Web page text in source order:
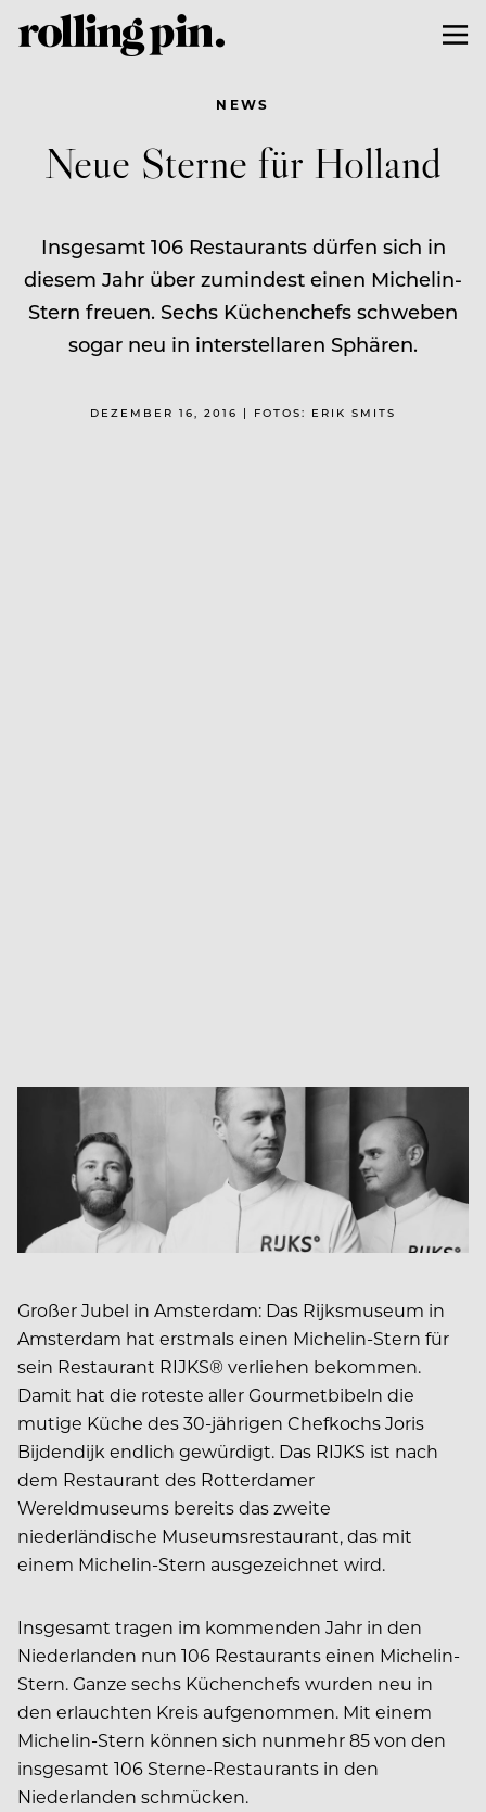
NEWS
Neue Sterne für Holland
Insgesamt 106 Restaurants dürfen sich in
diesem Jahr über zumindest einen Michelin-
Stern freuen. Sechs Küchenchefs schweben
sogar neu in interstellaren Sphären.
DEZEMBER 16, 2016 | FOTOS: ERIK SMITS
Großer Jubel in Amsterdam: Das Rijksmuseum in
Amsterdam hat erstmals einen Michelin-Stern für
sein Restaurant RIJKS® verliehen bekommen.
Damit hat die roteste aller Gourmetbibeln die
mutige Küche des 30-jährigen Chefkochs Joris
Bijdendijk endlich gewürdigt. Das RIJKS ist nach
dem Restaurant des Rotterdamer
Wereldmuseums bereits das zweite
niederländische Museumsrestaurant, das mit
einem Michelin-Stern ausgezeichnet wird.
Insgesamt tragen im kommenden Jahr in den
Niederlanden nun 106 Restaurants einen Michelin-
Stern. Ganze sechs Küchenchefs wurden neu in
den erlauchten Kreis aufgenommen. Mit einem
Michelin-Stern können sich nunmehr 85 von den
insgesamt 106 Sterne-Restaurants in den
Niederlanden schmücken.